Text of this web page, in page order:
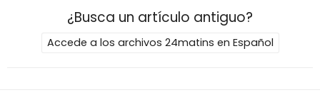
¿Busca un artículo antiguo?
Accede a los archivos 24matins en Español